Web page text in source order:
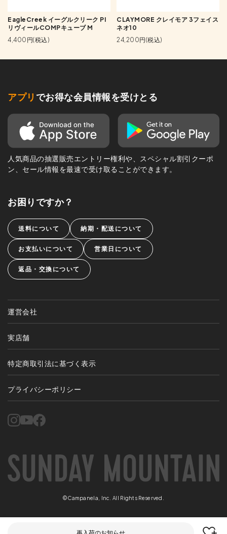
EagleCreek イーグルクリーク PI
リヴィールCOMPキューブ M
4,400円(税込)
CLAYMORE クレイモア 3フェイス
ネオ10
24,200円(税込)
アプリ でお得な会員情報を受けとる
人気商品の抽選販売エントリー権利や、スペシャル割引クーポ
ン、セール情報を最速で受け取ることができます。
お困りですか？
送料について 納期・配送について
お支払いについて 営業日について
返品・交換について
運営会社
実店舗
特定商取引法に基づく表示
プライバシーポリシー
©Campanela, Inc. All Rights Reserved.